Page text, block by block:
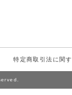
特定商取引法に関